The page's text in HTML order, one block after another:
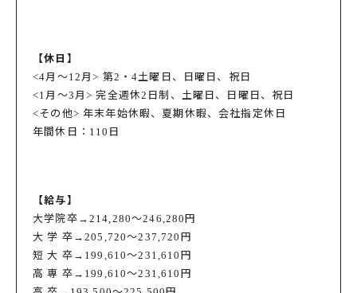
【休日】
<4月～12月> 第2・4土曜日、日曜日、祝日
<1月～3月> 完全週休2日制、土曜日、日曜日、祝日
<その他> 年末年始休暇、夏期休暇、会社指定休日
年間休日：110日
【給与】
大学院卒→214,280～246,280円
大 学 卒→205,720～237,720円
短 大 卒→199,610～231,610円
高 専 卒→199,610～231,610円